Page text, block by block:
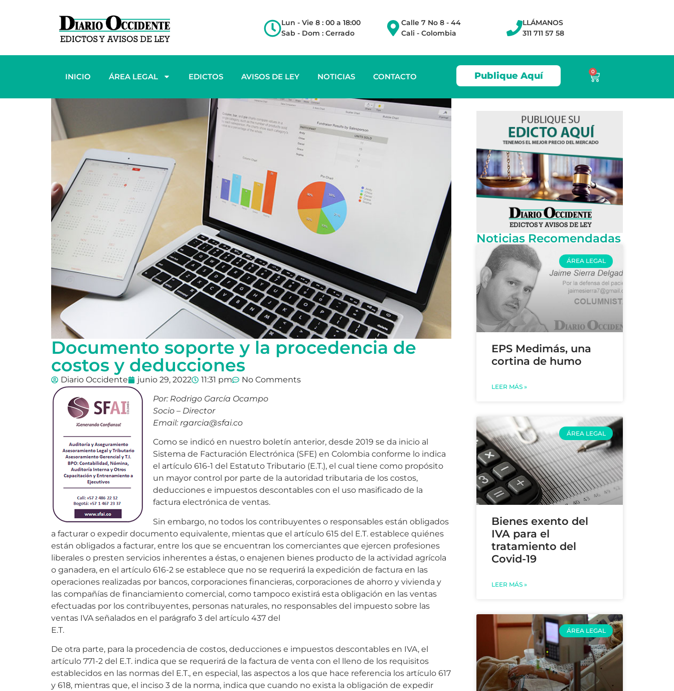
Lun - Vie 8 : 00 a 18:00
Sab - Dom : Cerrado
Calle 7 No 8 - 44
Cali - Colombia
LLÁMANOS
311 711 57 58
INICIO ÁREA LEGAL EDICTOS AVISOS DE LEY NOTICIAS CONTACTO Publique Aquí 0
Documento soporte y la procedencia de
costos y deducciones
Diario Occidente junio 29, 2022 11:31 pm No Comments
Por: Rodrigo García Ocampo
Socio – Director
Email: rgarcia@sfai.co
Como se indicó en nuestro boletín anterior, desde 2019 se da inicio al
Sistema de Facturación Electrónica (SFE) en Colombia conforme lo indica
el artículo 616-1 del Estatuto Tributario (E.T.), el cual tiene como propósito
un mayor control por parte de la autoridad tributaria de los costos,
deducciones e impuestos descontables con el uso masificado de la
factura electrónica de ventas.
Sin embargo, no todos los contribuyentes o responsables están obligados
a facturar o expedir documento equivalente, mientas que el artículo 615 del E.T. establece quiénes
están obligados a facturar, entre los que se encuentran los comerciantes que ejercen profesiones
liberales o presten servicios inherentes a éstas, o enajenen bienes producto de la actividad agrícola
o ganadera, en el artículo 616-2 se establece que no se requerirá la expedición de factura en las
operaciones realizadas por bancos, corporaciones financieras, corporaciones de ahorro y vivienda y
las compañías de financiamiento comercial, como tampoco existirá esta obligación en las ventas
efectuadas por los contribuyentes, personas naturales, no responsables del impuesto sobre las
ventas IVA señalados en el parágrafo 3 del artículo 437 del
E.T.
De otra parte, para la procedencia de costos, deducciones e impuestos descontables en IVA, el
artículo 771-2 del E.T. indica que se requerirá de la factura de venta con el lleno de los requisitos
establecidos en las normas del E.T., en especial, las aspectos a los que hace referencia los artículo 617
y 618, mientras que, el inciso 3 de la norma, indica que cuando no exista la obligación de expedir
Noticias Recomendadas
ÁREA LEGAL
EPS Medimás, una
cortina de humo
LEER MÁS »
ÁREA LEGAL
Bienes exento del
IVA para el
tratamiento del
Covid-19
LEER MÁS »
ÁREA LEGAL